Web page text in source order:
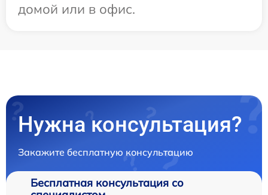
домой или в офис.
Нужна консультация?
Закажите бесплатную консультацию
Бесплатная консультация со